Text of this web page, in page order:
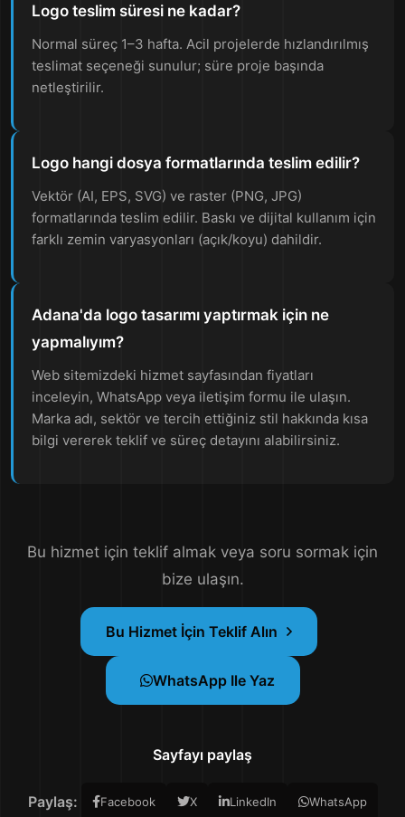
Logo teslim süresi ne kadar?
Normal süreç 1–3 hafta. Acil projelerde hızlandırılmış
teslimat seçeneği sunulur; süre proje başında
netleştirilir.
Logo hangi dosya formatlarında teslim edilir?
Vektör (AI, EPS, SVG) ve raster (PNG, JPG)
formatlarında teslim edilir. Baskı ve dijital kullanım için
farklı zemin varyasyonları (açık/koyu) dahildir.
Adana'da logo tasarımı yaptırmak için ne
yapmalıyım?
Web sitemizdeki hizmet sayfasından fiyatları
inceleyin, WhatsApp veya iletişim formu ile ulaşın.
Marka adı, sektör ve tercih ettiğiniz stil hakkında kısa
bilgi vererek teklif ve süreç detayını alabilirsiniz.
Bu hizmet için teklif almak veya soru sormak için
bize ulaşın.
Bu Hizmet İçin Teklif Alın
WhatsApp Ile Yaz
Sayfayı paylaş
Paylaş: Facebook X LinkedIn WhatsApp